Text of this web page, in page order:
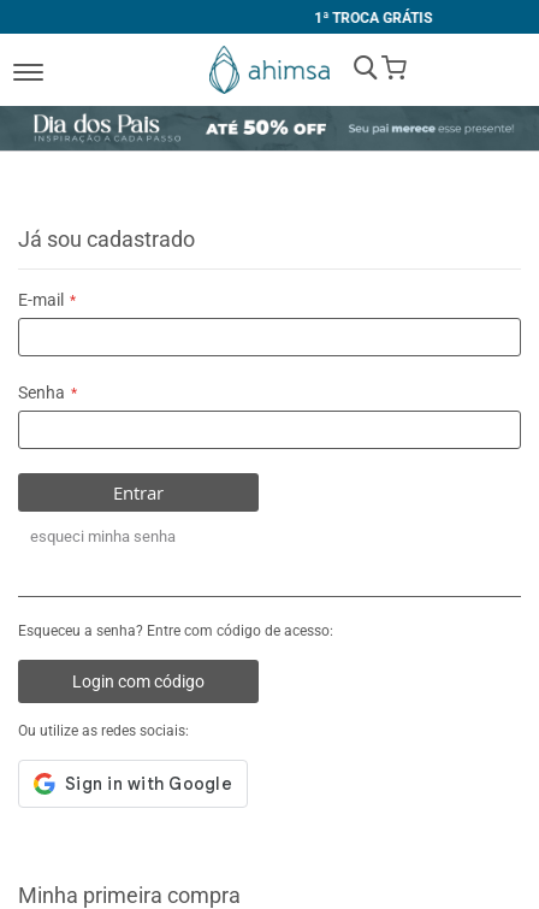
1ª TROCA GRÁTIS
My Cart
Já sou cadastrado
E-mail
Senha
Entrar
esqueci minha senha
Esqueceu a senha? Entre com código de acesso:
Login com código
Ou utilize as redes sociais:
Minha primeira compra